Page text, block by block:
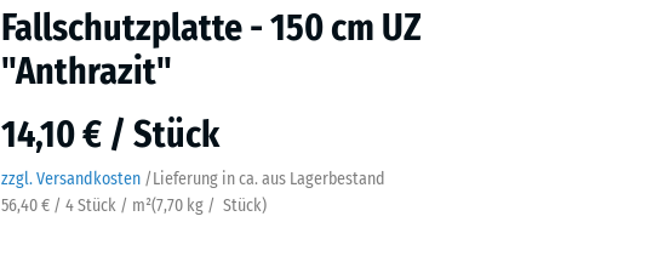
Fallschutzplatte - 150 cm UZ
"Anthrazit"
14,10 € / Stück
zzgl. Versandkosten /Lieferung in ca. aus Lagerbestand
56,40 € / 4 Stück / m²(7,70 kg / Stück)